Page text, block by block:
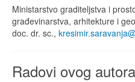
Ministarstvo graditeljstva i
građevinarstva, arhitekture i
doc. dr. sc.,
Radovi ovog